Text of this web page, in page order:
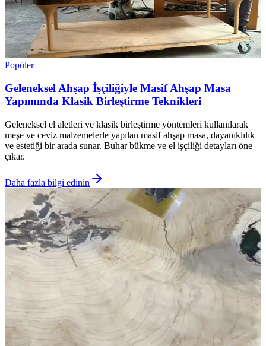
Popüler
Geleneksel Ahşap İşçiliğiyle Masif Ahşap Masa
Yapımında Klasik Birleştirme Teknikleri
Geleneksel el aletleri ve klasik birleştirme yöntemleri kullanılarak
meşe ve ceviz malzemelerle yapılan masif ahşap masa, dayanıklılık
ve estetiği bir arada sunar. Buhar bükme ve el işçiliği detayları öne
çıkar.
Daha fazla bilgi edinin